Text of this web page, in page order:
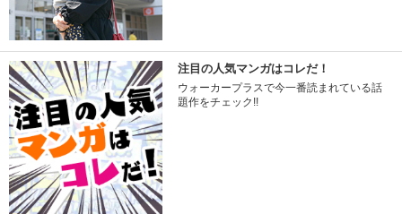
注目の人気マンガはコレだ！
ウォーカープラスで今一番読まれている話
題作をチェック!!